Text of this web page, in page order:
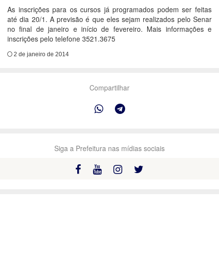
As inscrições para os cursos já programados podem ser feitas
até dia 20/1. A previsão é que eles sejam realizados pelo Senar
no final de janeiro e início de fevereiro. Mais informações e
inscrições pelo telefone 3521.3675
2 de janeiro de 2014
Compartilhar
Siga a Prefeitura nas mídias sociais